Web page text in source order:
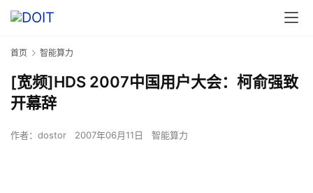
首页 智能算力
[宽频]HDS 2007中国用户大会：柯俞强致
开幕辞
作者： dostor 2007年06月11日 智能算力